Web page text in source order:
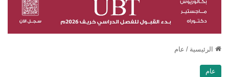
الرئيسية / عام
عام